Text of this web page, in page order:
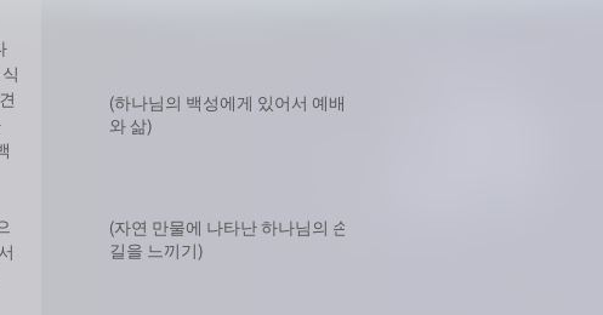
(하나님의 백성에게 있어서 예배
와 삶)
(자연 만물에 나타난 하나님의 손
길을 느끼기)